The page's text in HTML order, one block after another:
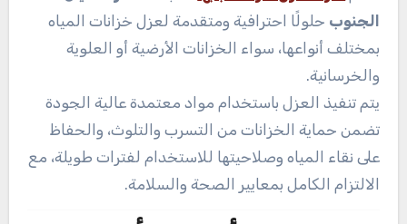
الجنوب حلولًا احترافية ومتقدمة لعزل خزانات المياه
بمختلف أنواعها، سواء الخزانات الأرضية أو العلوية
والخرسانية.
يتم تنفيذ العزل باستخدام مواد معتمدة عالية الجودة
تضمن حماية الخزانات من التسرب والتلوث، والحفاظ
على نقاء المياه وصلاحيتها للاستخدام لفترات طويلة، مع
الالتزام الكامل بمعايير الصحة والسلامة.